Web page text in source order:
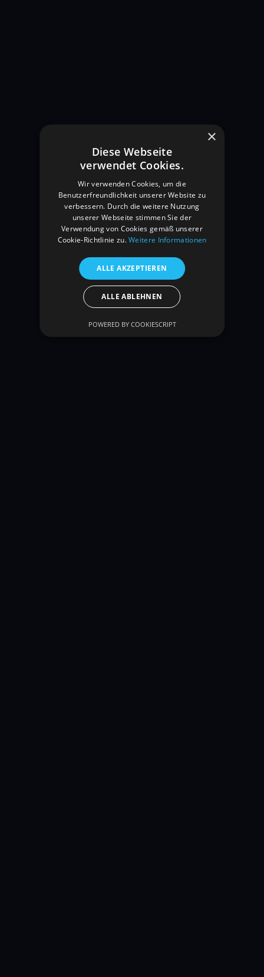
Belly-Boat-Zubehör
×
Diese Webseite
verwendet Cookies.
Wir verwenden Cookies, um die
Benutzerfreundlichkeit unserer Website zu
verbessern. Durch die weitere Nutzung
unserer Webseite stimmen Sie der
Verwendung von Cookies gemäß unserer
Cookie-Richtlinie zu.Weitere Informationen
ALLE AKZEPTIEREN
ALLE ABLEHNEN
POWERED BY COOKIESCRIPT